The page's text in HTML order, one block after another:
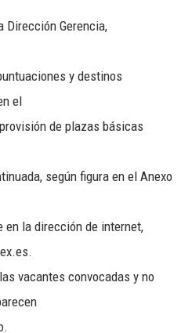
Dirección Gerencia,
y destinos
el
de plazas básicas
según figura en el Anexo
en la dirección de internet,
vacantes convocadas y no